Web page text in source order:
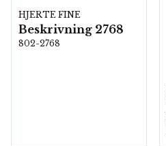
HJERTE FINE
Beskrivning 2768
802-2768